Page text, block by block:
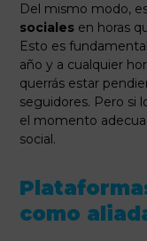
Del mismo modo,
sociales en horas
Esto es
año y a cualquier
querrás estar
seguidores. Pero si
el momento
social.
como